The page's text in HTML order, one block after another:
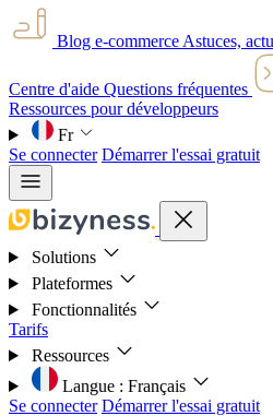
Blog e-commerce Astuces,
Centre d'aide Questions fréquentes
Ressources pour développeurs
Fr
Se connecter Démarrer l'essai gratuit
Solutions
Plateformes
Fonctionnalités
Tarifs
Ressources
Langue : Français
Se connecter Démarrer l'essai gratuit